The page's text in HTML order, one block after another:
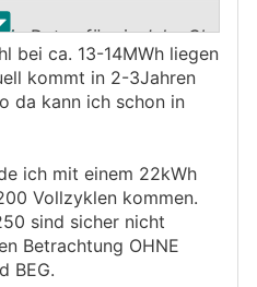
.
Daten für ein Jahr. Ob
realistisch sind, kann
pro Jahr durch
man erhält die
über 250 geht ist
bei ca. 13-14MWh liegen
kommt in 2-3Jahren
da kann ich schon in
ich mit einem 22kWh
Vollzyklen kommen.
sind sicher nicht
Betrachtung OHNE
BEG.